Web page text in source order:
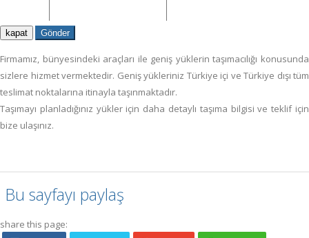
kapat Gönder
Firmamız, bünyesindeki araçları ile geniş yüklerin taşımacılığı konusunda
sizlere hizmet vermektedir. Geniş yükleriniz Türkiye içi ve Türkiye dışı tüm
teslimat noktalarına itinayla taşınmaktadır.
Taşımayı planladığınız yükler için daha detaylı taşıma bilgisi ve teklif için
bize ulaşınız.
Bu sayfayı paylaş
share this page: